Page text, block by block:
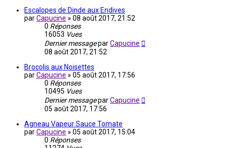
Escalopes de Dinde aux Endives
parCapucine » 08 août 2017, 21:52
0 Réponses
16053 Vues
Dernier messageparCapucine
08 août 2017, 21:52
Brocolis aux Noisettes
parCapucine » 05 août 2017, 17:56
0 Réponses
10495 Vues
Dernier messageparCapucine
05 août 2017, 17:56
Agneau Vapeur Sauce Tomate
parCapucine » 05 août 2017, 15:04
0 Réponses